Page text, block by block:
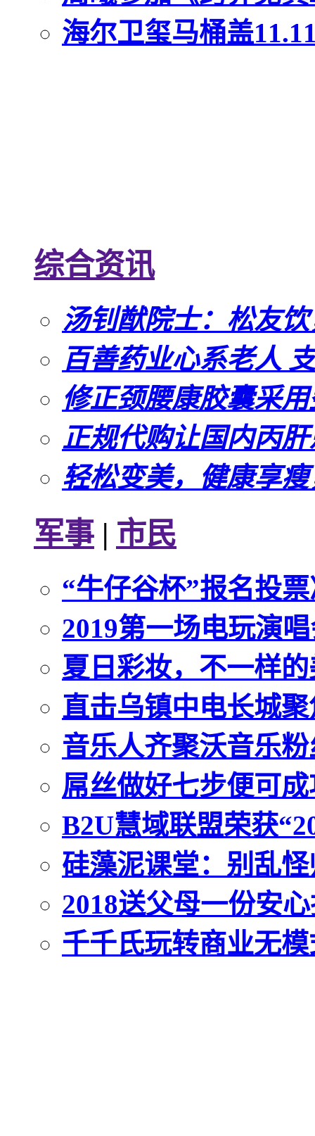
海尔卫玺马桶盖
综合资讯
汤钊猷院士：松友
百善药业心系老人
修正颈腰康胶囊采
正规代购让国内丙
轻松变美，健康享
军事 | 市民
“牛仔谷杯”报名投
2019第一场电玩演
夏日彩妆，不一样
直击乌镇中电长城
音乐人齐聚沃音乐
屌丝做好七步便可
B2U慧域联盟荣获
硅藻泥课堂：别乱
2018送父母一份安
千千氏玩转商业无模